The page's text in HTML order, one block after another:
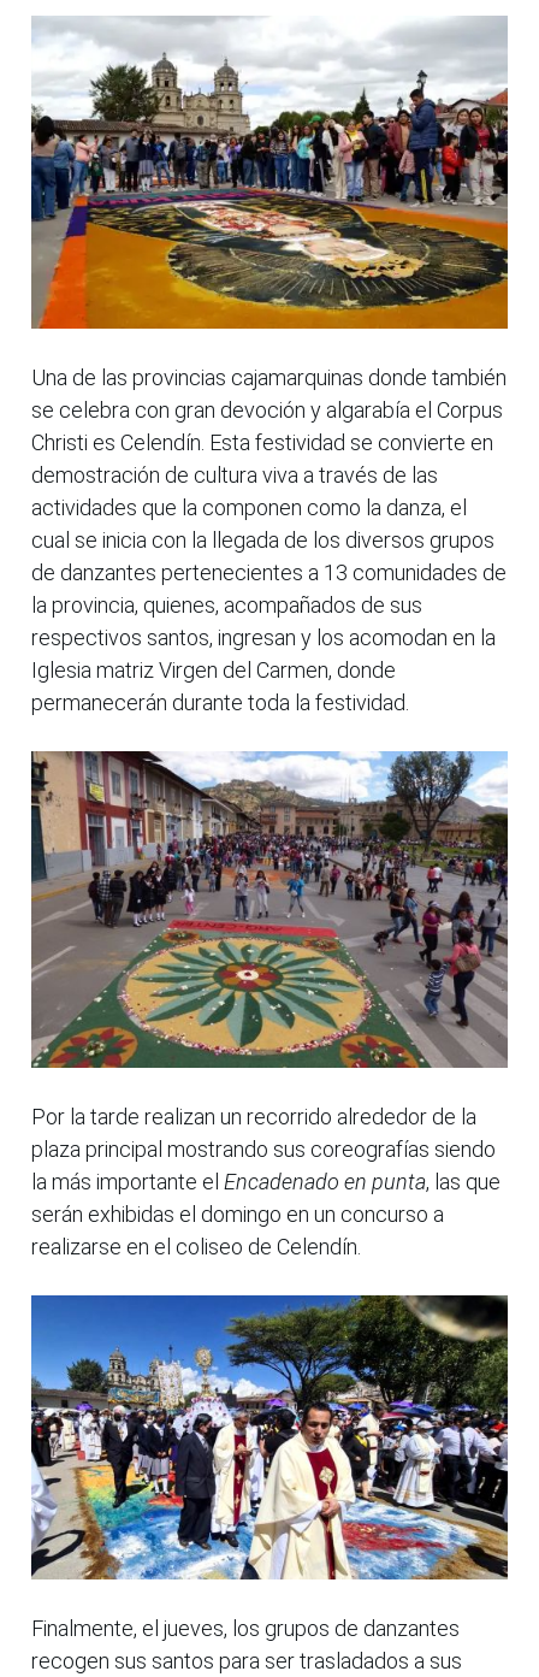
Una de las provincias cajamarquinas donde también
se celebra con gran devoción y algarabía el Corpus
Christi es Celendín. Esta festividad se convierte en
demostración de cultura viva a través de las
actividades que la componen como la danza, el
cual se inicia con la llegada de los diversos grupos
de danzantes pertenecientes a 13 comunidades de
la provincia, quienes, acompañados de sus
respectivos santos, ingresan y los acomodan en la
Iglesia matriz Virgen del Carmen, donde
permanecerán durante toda la festividad.
Por la tarde realizan un recorrido alrededor de la
plaza principal mostrando sus coreografías siendo
la más importante el Encadenado en punta, las que
serán exhibidas el domingo en un concurso a
realizarse en el coliseo de Celendín.
Finalmente, el jueves, los grupos de danzantes
recogen sus santos para ser trasladados a sus